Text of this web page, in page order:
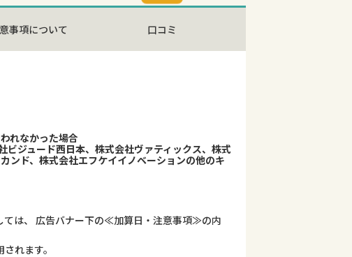
事項について 口コミ
19 件
れなかった場合
ジュード西日本、株式会社ヴァティックス、株式
ンド、株式会社エフケイイノベーションの他のキ
ては、 広告バナー下の≪加算日・注意事項≫の内
れます。